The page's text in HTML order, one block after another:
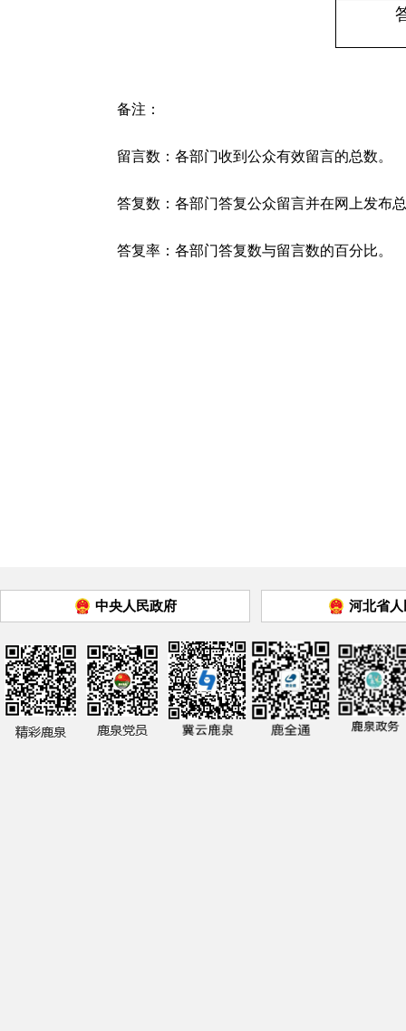
备注：
留言数：各部门收到公众有效留言的总数。
答复数：各部门答复公众留言并在网上发布
答复率：各部门答复数与留言数的百分比。